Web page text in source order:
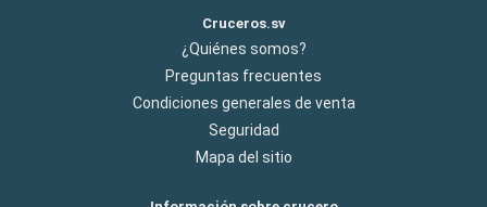
Cruceros.sv
¿Quiénes somos?
Preguntas frecuentes
Condiciones generales de venta
Seguridad
Mapa del sitio